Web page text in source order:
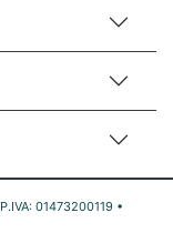
01473200119 •